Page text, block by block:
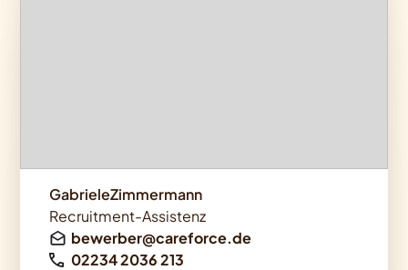
GabrieleZimmermann
Recruitment-Assistenz
bewerber@careforce.de
02234 2036 213